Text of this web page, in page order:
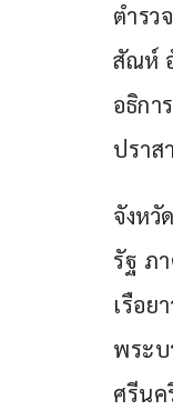
ตำรว
สัณห์
อธิกา
ปราส
จังหวั
รัฐ ภ
เรือย
พระบ
ศรีนค